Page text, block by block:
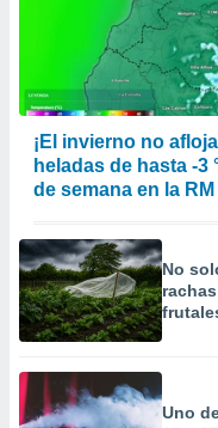
¡El invierno no
heladas de hasta -3
de semana en la RM
No
Uno